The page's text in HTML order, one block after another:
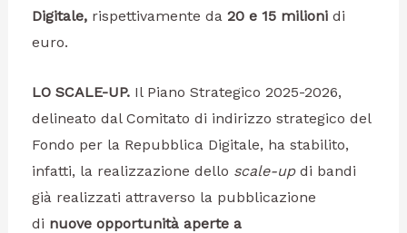
Digitale,rispettivamente da 20 e 15 milioni di
euro.
LO SCALE-UP.Il Piano Strategico 2025-2026,
delineato dal Comitato di indirizzo strategico del
Fondo per la Repubblica Digitale, ha stabilito,
infatti, la realizzazione dello scale-up di bandi
già realizzati attraverso la pubblicazione
di nuove opportunità aperte a